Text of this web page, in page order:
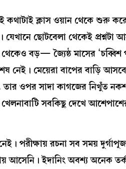
ক্লাস ওয়ান থেকে শুরু
ছোটবেলা থেকেই প্রশ্নটা
বড়— জ্যৈষ্ঠ মাসের
নেই। মেয়েরা বাপের বাড়ি
তার ওপর সাদা কাগজের নিখুঁত
সবকিছু দেখে
পরীক্ষায় রচনা সব সময়
ইদানিং অবশ্য অনেক